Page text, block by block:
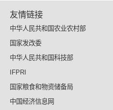
友情链接
中华人民共和国农业农村部
国家发改委
中华人民共和国科技部
IFPRI
国家粮食和物资储备局
中国经济信息网